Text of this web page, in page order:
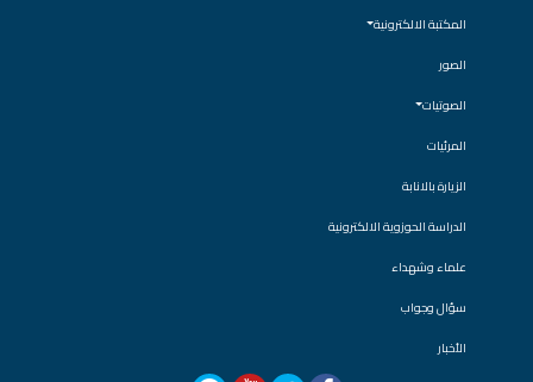
المكتبة الالكترونية
الصور
الصوتيات
المرئيات
الزيارة بالانابة
الدراسة الحوزوية الالكترونية
علماء وشهداء
سؤال وجواب
الأخبار